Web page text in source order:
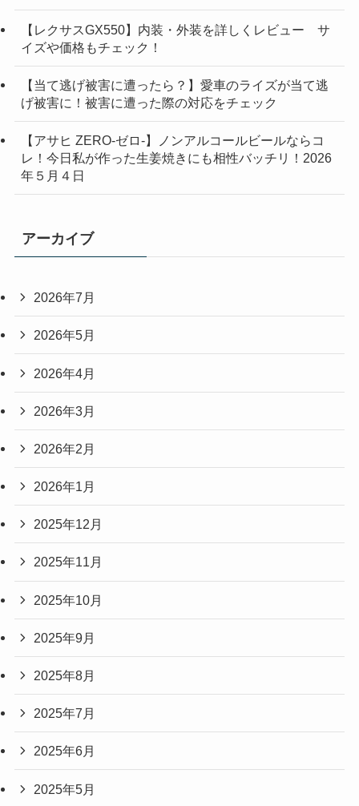
【レクサスGX550】内装・外装を詳しくレビュー サ
イズや価格もチェック！
【当て逃げ被害に遭ったら？】愛車のライズが当て逃
げ被害に！被害に遭った際の対応をチェック
【アサヒ ZERO-ゼロ-】ノンアルコールビールならコ
レ！今日私が作った生姜焼きにも相性バッチリ！2026
年５月４日
アーカイブ
2026年7月
2026年5月
2026年4月
2026年3月
2026年2月
2026年1月
2025年12月
2025年11月
2025年10月
2025年9月
2025年8月
2025年7月
2025年6月
2025年5月